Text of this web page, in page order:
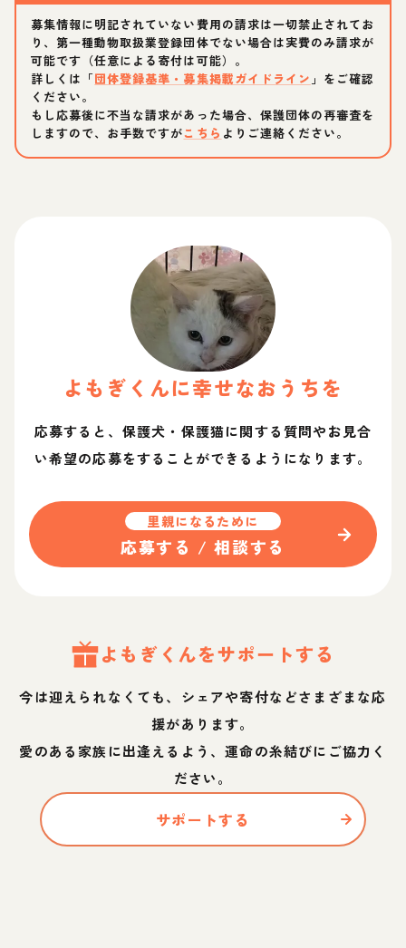
募集情報に明記されていない費用の請求は一切禁止されてお
り、第一種動物取扱業登録団体でない場合は実費のみ請求が
可能です（任意による寄付は可能）。
詳しくは「団体登録基準・募集掲載ガイドライン 」をご確認
ください。
もし応募後に不当な請求があった場合、保護団体の再審査を
しますので、お手数ですがこちら よりご連絡ください。
よもぎ くんに幸せなおうちを
応募すると、保護犬・保護猫に関する質問やお見合
い希望の応募をすることができるようになります。
里親になるために
応募する / 相談する
よもぎ くんをサポートする
今は迎えられなくても、シェアや寄付などさまざまな応
援があります。
愛のある家族に出逢えるよう、運命の糸結びにご協力く
ださい。
サポートする